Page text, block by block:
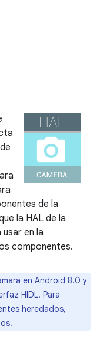
de la
la HAL de la
en la
componentes.
en Android 8.0 y
HIDL. Para
heredados,
.